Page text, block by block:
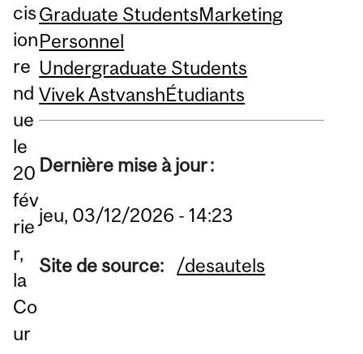
cis
ion
re
nd
ue
le
20
fév
rie
r,
la
Co
ur
Graduate StudentsMarketing
Personnel
Undergraduate Students
Vivek AstvanshÉtudiants
Dernière mise à jour :
jeu, 03/12/2026 - 14:23
Site de source: /desautels